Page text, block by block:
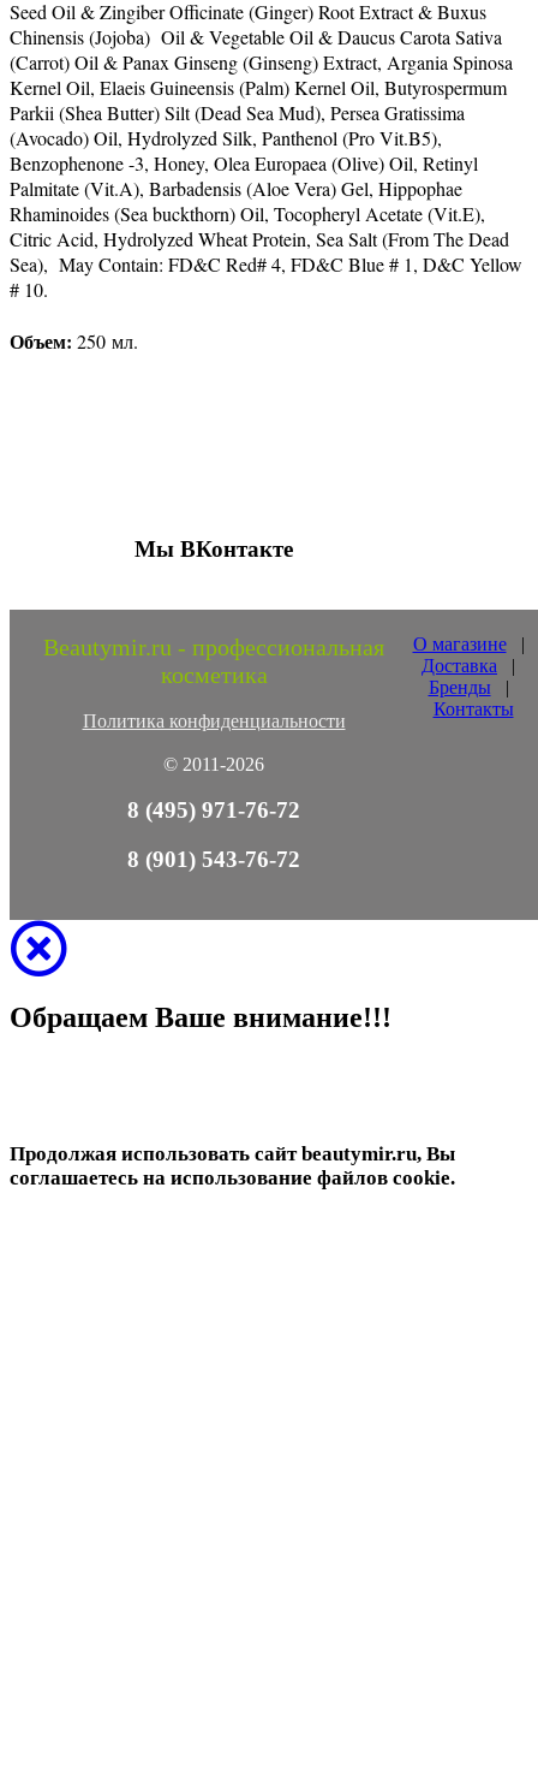
Seed Oil & Zingiber Officinate (Ginger) Root Extract & Buxus
Chinensis (Jojoba) Oil & Vegetable Oil & Daucus Carota Sativa
(Carrot) Oil & Panax Ginseng (Ginseng) Extract, Argania Spinosa
Kernel Oil, Elaeis Guineensis (Palm) Kernel Oil, Butyrospermum
Parkii (Shea Butter) Silt (Dead Sea Mud), Persea Gratissima
(Avocado) Oil, Hydrolyzed Silk, Panthenol (Pro Vit.B5),
Benzophenone -3, Honey, Olea Europaea (Olive) Oil, Retinyl
Palmitate (Vit.A), Barbadensis (Aloe Vera) Gel, Hippophae
Rhaminoides (Sea buckthorn) Oil, Tocopheryl Acetate (Vit.E),
Citric Acid, Hydrolyzed Wheat Protein, Sea Salt (From The Dead
Sea), May Contain: FD&C Red# 4, FD&C Blue # 1, D&C Yellow
# 10.
Объем: 250 мл.
Мы ВКонтакте
Beautymir.ru - профессиональная
косметика
Политика конфиденциальности
© 2011-2026
О магазине|
Доставка |
Бренды |
Контакты
8 (495) 971-76-72
8 (901) 543-76-72
Обращаем Ваше внимание!!!
Продолжая использовать сайт beautymir.ru, Вы
соглашаетесь на использование файлов cookie.